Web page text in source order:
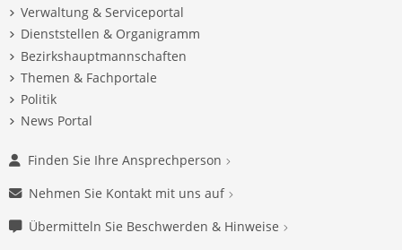
Verwaltung & Serviceportal
Dienststellen & Organigramm
Bezirkshauptmannschaften
Themen & Fachportale
Politik
News Portal
Finden Sie Ihre Ansprechperson
Nehmen Sie Kontakt mit uns auf
Übermitteln Sie Beschwerden & Hinweise